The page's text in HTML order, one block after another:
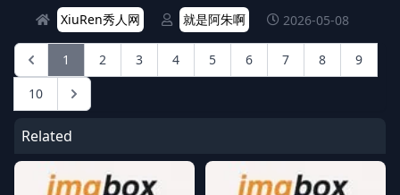
XiuRen秀人网 就是阿朱啊 2026-05-08
1 2 3 4 5 6 7 8
9
10
Related